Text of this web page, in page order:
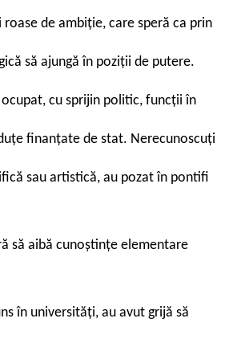
de ambiție, care speră ca prin
să ajungă în poziții de putere.
cu sprijin politic, funcții în
finanțate de stat. Nerecunoscuți
sau artistică, au pozat în pontifi
să aibă cunoștințe elementare
în universități, au avut grijă să